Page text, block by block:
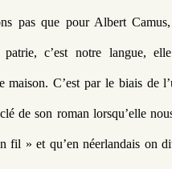
pas que pour Albert
patrie, c’est notre langue,
maison. C’est par le biais de
de son roman lorsqu’elle
fil » et qu’en néerlandais on